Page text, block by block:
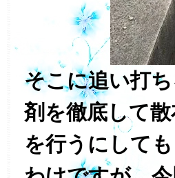
そこに追い打
剤を徹底して
を行うにして